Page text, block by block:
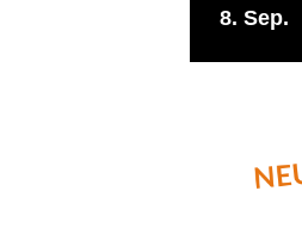
8 Sep.